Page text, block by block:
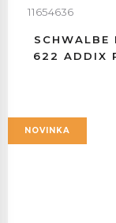
11654636
SCHWALBE
622 ADDIX
NOVINKA